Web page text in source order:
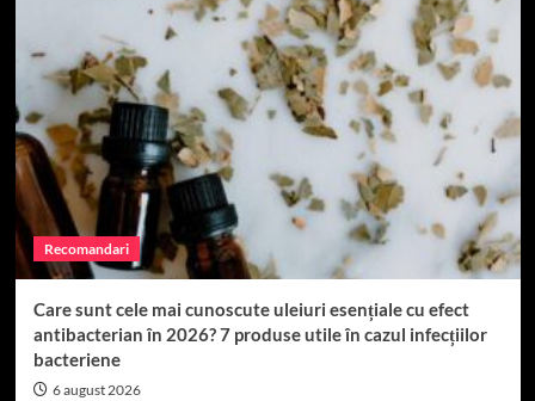
Recomandari
Care sunt cele mai cunoscute uleiuri esențiale cu efect
antibacterian în 2026? 7 produse utile în cazul infecțiilor
bacteriene
6 august 2026